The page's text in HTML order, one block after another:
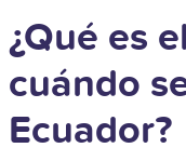
¿Qué es
cuándo
Ecuador?